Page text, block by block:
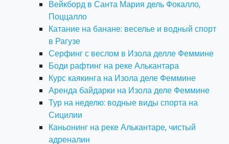
Вейкборд в Санта Мария дель Фокалло,
Поццалло
Катание на банане: веселье и водный спорт
в Рагузе
Серфинг с веслом в Изола делле Феммине
Боди рафтинг на реке Алькантара
Курс каякинга на Изола деле Феммине
Аренда байдарки на Изола деле Феммине
Тур на неделю: водные виды спорта на
Сицилии
Каньонинг на реке Алькантаре, чистый
адреналин